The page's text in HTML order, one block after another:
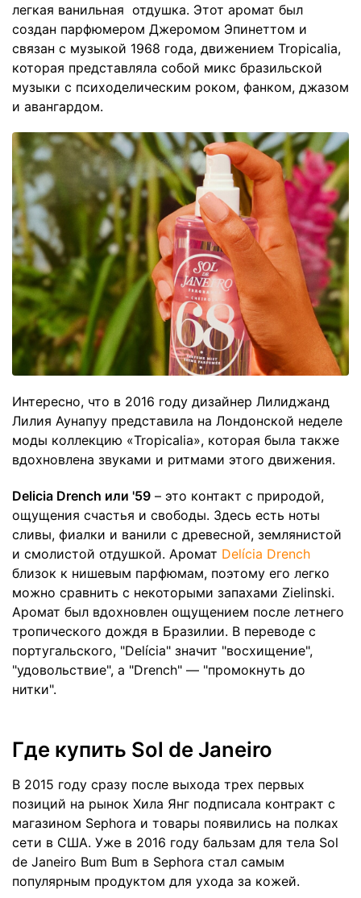
легкая ванильная отдушка. Этот аромат был
создан парфюмером Джеромом Эпинеттом и
связан с музыкой 1968 года, движением Tropicalia,
которая представляла собой микс бразильской
музыки с психоделическим роком, фанком, джазом
и авангардом.
Интересно, что в 2016 году дизайнер Лилиджанд
Лилия Аунапуу представила на Лондонской неделе
моды коллекцию «Tropicalia», которая была также
вдохновлена звуками и ритмами этого движения.
Delicia Drench или '59 – это контакт с природой,
ощущения счастья и свободы. Здесь есть ноты
сливы, фиалки и ванили с древесной, землянистой
и смолистой отдушкой. Аромат Delícia Drench
близок к нишевым парфюмам, поэтому его легко
можно сравнить с некоторыми запахами Zielinski.
Аромат был вдохновлен ощущением после летнего
тропического дождя в Бразилии. В переводе с
португальского, "Delícia" значит "восхищение",
"удовольствие", а "Drench" — "промокнуть до
нитки".
Где купить Sol de Janeiro
В 2015 году сразу после выхода трех первых
позиций на рынок Хила Янг подписала контракт с
магазином Sephora и товары появились на полках
сети в США. Уже в 2016 году бальзам для тела Sol
de Janeiro Bum Bum в Sephora стал самым
популярным продуктом для ухода за кожей.